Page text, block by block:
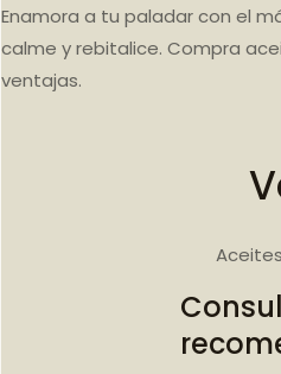
Enamora a tu paladar con el
calme y rebitalice. Compra
ventajas.